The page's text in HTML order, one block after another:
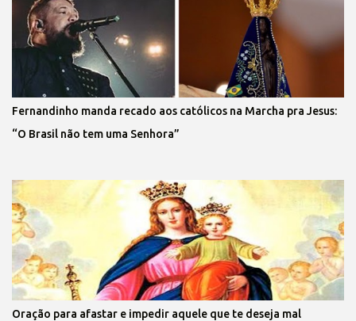
Fernandinho manda recado aos católicos na Marcha pra Jesus:
“O Brasil não tem uma Senhora”
Oração para afastar e impedir aquele que te deseja mal